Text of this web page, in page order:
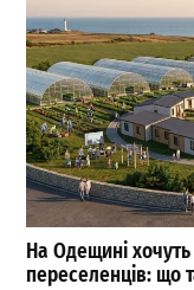
На Одещині
переселенців: що